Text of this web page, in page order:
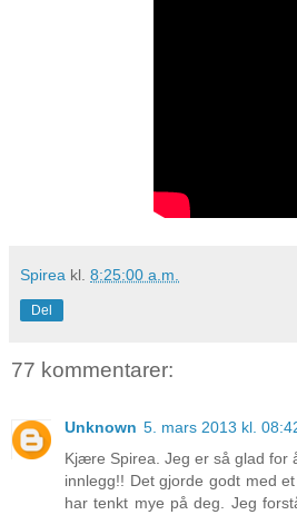
Spirea kl. 8:25:00 a.m.
Del
77 kommentarer:
Unknown 5. mars 2013 kl.
Kjære Spirea. Jeg er så glad for
innlegg!! Det gjorde godt med
har tenkt mye på deg. Jeg